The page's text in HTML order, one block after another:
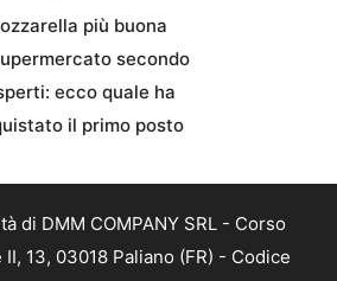
più buona
secondo
ecco quale ha
il primo posto
di DMM COMPANY SRL - Corso
13, 03018 Paliano (FR) - Codice